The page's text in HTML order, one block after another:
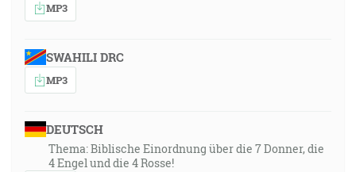
MP3
SWAHILI DRC
MP3
DEUTSCH
Thema: Biblische Einordnung über die 7 Donner, die
4 Engel und die 4 Rosse!